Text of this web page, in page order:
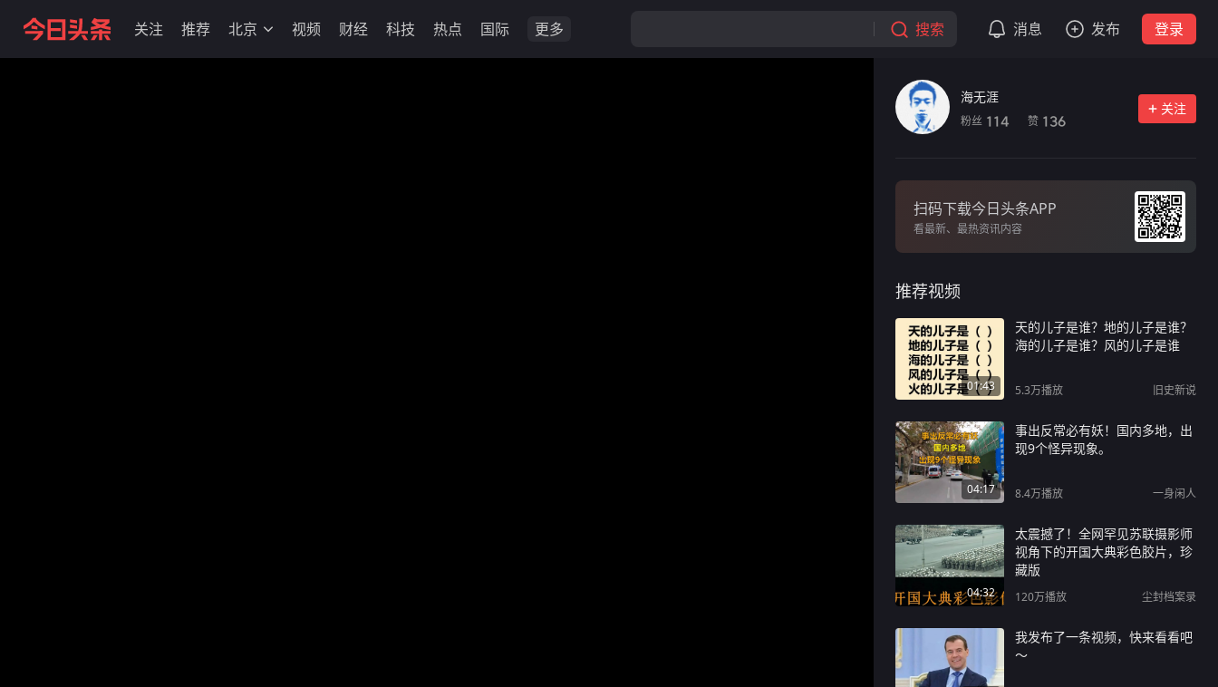
关注 推荐 北京 视频 财经 科技 热点 国际 更多 搜索 消息 发布 登录
海无涯
粉丝 114 赞 136
关注
扫码下载今日头条APP
看最新、最热资讯内容
推荐视频
01:43
天的儿子是谁？地的儿子是谁？
海的儿子是谁？风的儿子是谁
5.3万播放 旧史新说
04:17
事出反常必有妖！国内多地，出
现9个怪异现象。
8.4万播放 一身闲人
04:32
太震撼了！全网罕见苏联摄影师
视角下的开国大典彩色胶片，珍
藏版
120万播放 尘封档案录
我发布了一条视频，快来看看吧
～